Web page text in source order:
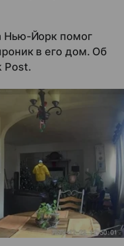
Нью-Йорк помог
в его дом. Об
Post.